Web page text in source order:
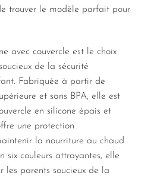
trouver le modèle parfait pour
avec couvercle est le choix
de la sécurité
Fabriquée à partir de
et sans BPA, elle est
en silicone épais et
une protection
la nourriture au chaud
six couleurs attrayantes, elle
les parents soucieux de la